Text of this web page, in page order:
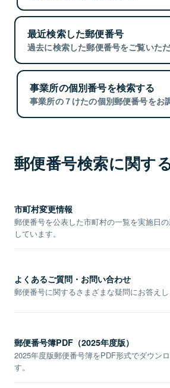
最近検索した郵便番号
過去に検索した郵便番号をご覧いただ
事業所の個別番号を検索する
事業所の７けたの個別郵便番号をお
郵便番号検索に関す
市町村変更情報
郵便番号を公表した市町村の一覧を実施日
しています。
よくあるご質問・お問い合わせ
郵便番号に関するさまざまな疑問にお答えし
郵便番号簿PDF（2025年度版）
2025年度版郵便番号簿をPDF形式でダウン
す。